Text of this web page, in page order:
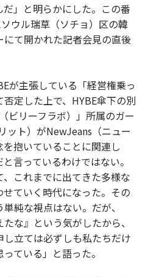
」と明らかにした。この番
ウル瑞草（ソチョ）区の韓
て開かれた記者会見の直後
が主張している「経営権乗っ
定した上で、HYBE傘下の別
ビリーフラボ）」所属のガー
ット）がNewJeans（ニュー
抱いていることに関連し
言っているわけではない。
これまでに出てきた多様な
ていく時代になった。その
純な視点はない。だが、
な』という気がしたから、
立ては必ずしも私たちだけ
ている」と語った。